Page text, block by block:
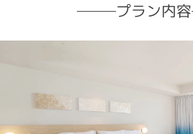
プラン内容